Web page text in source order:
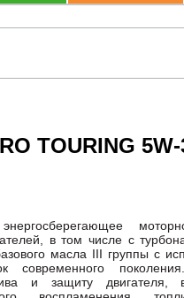
TOURING
энергосберегающее
в том числе с
масла III группы с
современного
и защиту двигателя,